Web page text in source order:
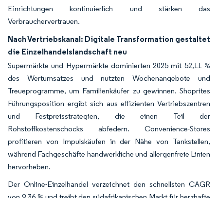
Einrichtungen kontinuierlich und stärken das
Verbrauchervertrauen.
Nach Vertriebskanal: Digitale Transformation gestaltet
die Einzelhandelslandschaft neu
Supermärkte und Hypermärkte dominierten 2025 mit 52,11 %
des Wertumsatzes und nutzten Wochenangebote und
Treueprogramme, um Familienkäufer zu gewinnen. Shoprites
Führungsposition ergibt sich aus effizienten Vertriebszentren
und Festpreisstrategien, die einen Teil der
Rohstoffkostenschocks abfedern. Convenience-Stores
profitieren von Impulskäufen in der Nähe von Tankstellen,
während Fachgeschäfte handwerkliche und allergenfreie Linien
hervorheben.
Der Online-Einzelhandel verzeichnet den schnellsten CAGR